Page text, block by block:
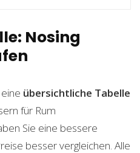
Nosing
übersichtliche Tabelle
für Rum
Sie eine bessere
besser vergleichen. Alle